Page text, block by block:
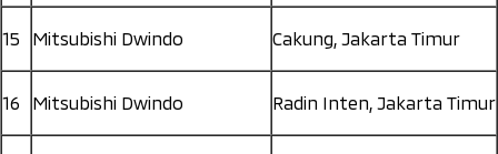
15 Mitsubishi Dwindo Cakung, Jakarta Timur
16 Mitsubishi Dwindo Radin Inten, Jakarta Timur